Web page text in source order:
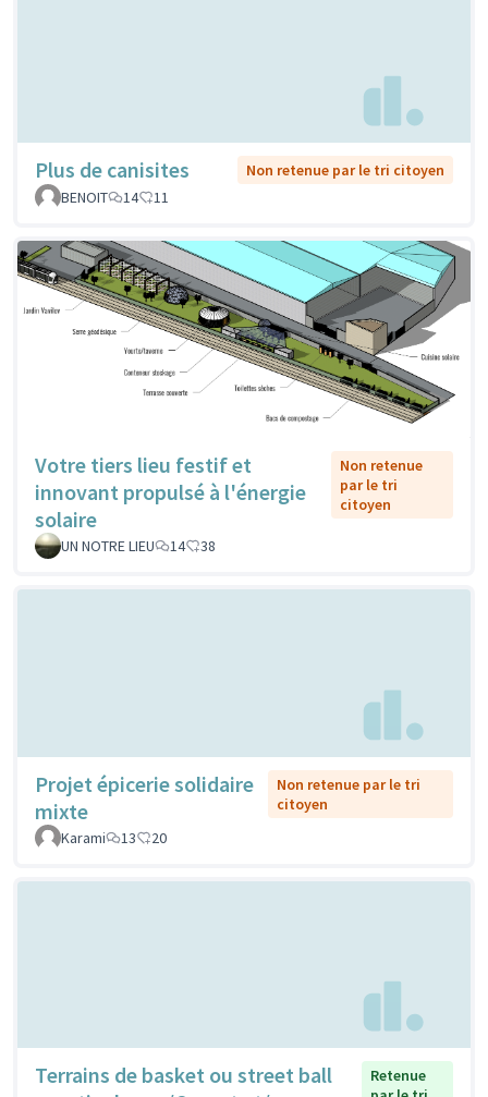
Plus de canisites
Non retenue par le tri citoyen
BENOIT
14 11
Votre tiers lieu festif et
innovant propulsé à l'énergie
solaire
Non retenue
par le tri
citoyen
UN NOTRE LIEU 14 38
Projet épicerie solidaire
mixte
Non retenue par le tri
citoyen
Karami
13 20
Terrains de basket ou street ball
Retenue